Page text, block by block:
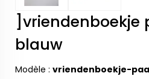
]vriendenboekje
blauw
Modèle : vriendenboekje-